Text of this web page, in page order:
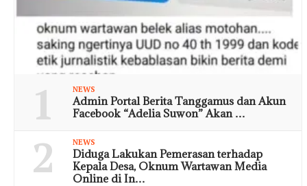
1 NEWS
Admin Portal Berita Tanggamus dan Akun
Facebook “Adelia Suwon” Akan …
2 NEWS
Diduga Lakukan Pemerasan terhadap
Kepala Desa, Oknum Wartawan Media
Online di In…